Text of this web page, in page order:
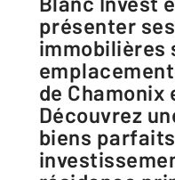
présenter
immobilières
de Chamonix
Découvrez
biens